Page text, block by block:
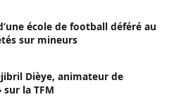
école de football déféré au
sur mineurs
Dièye, animateur de
sur la TFM